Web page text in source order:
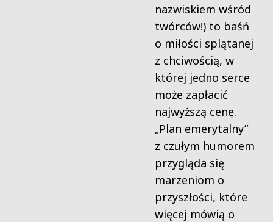
nazwiskiem wśród
twórców!) to baśń
o miłości splątanej
z chciwością, w
której jedno serce
może zapłacić
najwyższą cenę.
„Plan emerytalny”
z czułym humorem
przygląda się
marzeniom o
przyszłości, które
więcej mówią o